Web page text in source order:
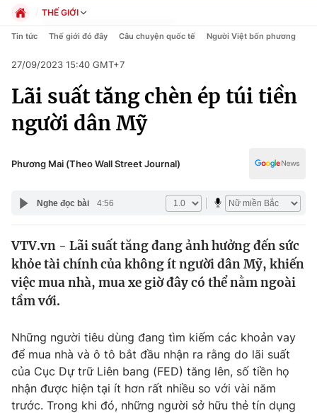
Chuyên mục
Chính trị
Pháp luật
Thế giới
Tin tức
Thế giới đó đây
Câu chuyện quốc tế
Tài chính
Thị trường
Góc doanh nghiệp
Dữ liệu và đời sống
Truyền hình
THẾ GIỚI
Chính trị
Pháp luật
Kinh tế
Thể thao
Truyền hình
Y tế
Công nghệ
Tin tức Thế giới đó đây Câu chuyện quốc tế Người Việt bốn phương
27/09/2023 15:40 GMT+7
Lãi suất tăng chèn ép túi tiền
người dân Mỹ
Phương Mai (Theo Wall Street Journal)
Nghe đọc bài 4:56
VTV.vn - Lãi suất tăng đang ảnh hưởng đến sức
khỏe tài chính của không ít người dân Mỹ, khiến
việc mua nhà, mua xe giờ đây có thể nằm ngoài
tầm với.
Những người tiêu dùng đang tìm kiếm các khoản vay
để mua nhà và ô tô bắt đầu nhận ra rằng do lãi suất
của Cục Dự trữ Liên bang (FED) tăng lên, số tiền họ
nhận được hiện tại ít hơn rất nhiều so với vài năm
trước. Trong khi đó, những người sở hữu thẻ tín dụng